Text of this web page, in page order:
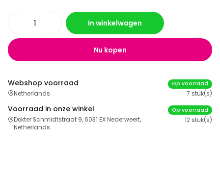
In winkelwagen
Nu kopen
Webshop voorraad
Netherlands
Op voorraad
7 stuk(s)
Voorraad in onze winkel
Dokter Schmidtstraat 9, 6031 EX Nederweert,
Netherlands
Op voorraad
12 stuk(s)